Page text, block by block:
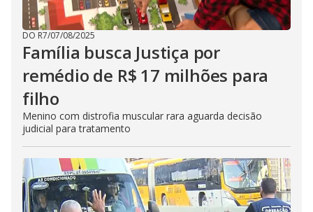
DO R7/07/08/2025
Família busca Justiça por
remédio de R$ 17 milhões para
filho
Menino com distrofia muscular rara aguarda decisão
judicial para tratamento